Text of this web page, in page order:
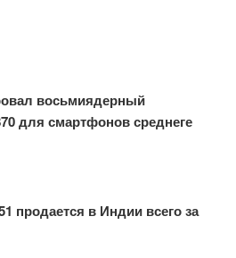
восьмиядерный
для смартфонов среднеге
продается в Индии всего за